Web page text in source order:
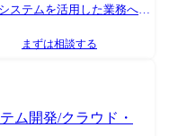
アなど100名規模の技術組
ステムを活用した業務への
変革=ITシステムの導入は
ア開発の立場で設計、開
す。 ・業務変革をソフト
質管理、コスト管理などプ
まずは相談する
ム開発/クラウド・